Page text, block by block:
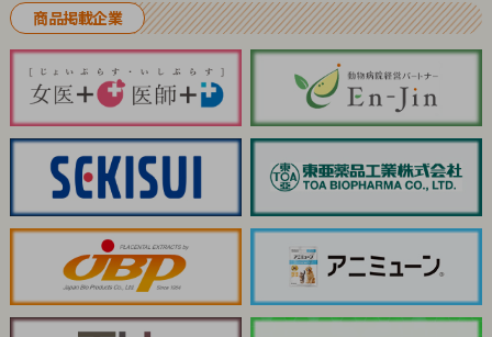
商品掲載企業